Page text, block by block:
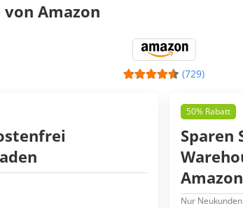
Amazon
(729)
50% Rabatt
Sparen
Amazon
Nur Neukunden